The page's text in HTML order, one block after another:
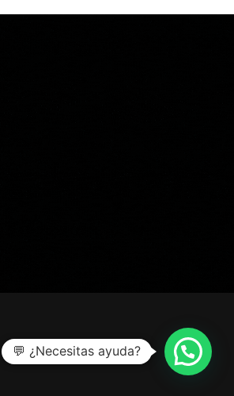
💬 ¿Necesitas ayuda?